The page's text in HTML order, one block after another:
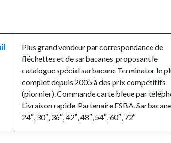
Plus grand vendeur par correspondance de
fléchettes et de sarbacanes, proposant le
catalogue spécial sarbacane Terminator le
complet depuis 2005 à des prix compétitifs
(pionnier). Commande carte bleue par
Livraison rapide. Partenaire FSBA.
24″, 30″, 36″, 42″, 48″, 54″, 60″, 72″